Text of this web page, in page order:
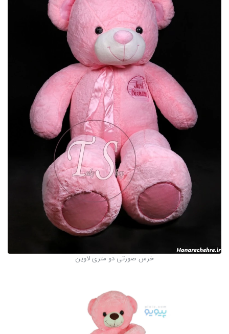
خرس صورتی دو متری لاوین